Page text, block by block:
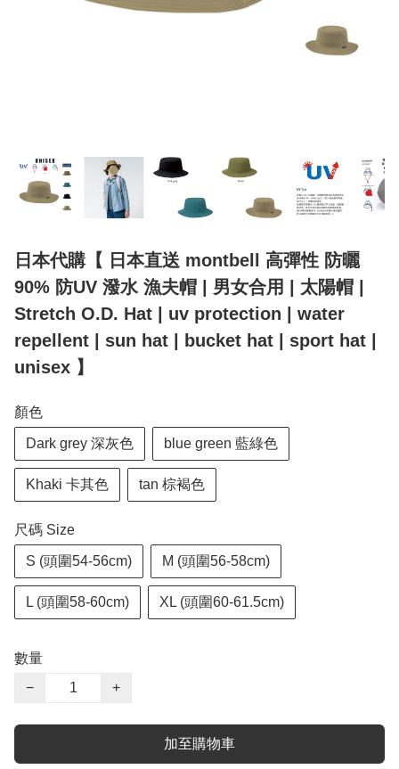
日本代購【 日本直送 montbell 高彈性 防曬
90% 防UV 潑水 漁夫帽 | 男女合用 | 太陽帽 |
Stretch O.D. Hat | uv protection | water
repellent | sun hat | bucket hat | sport hat |
unisex 】
顏色
Dark grey 深灰色 blue green 藍綠色
Khaki 卡其色 tan 棕褐色
尺碼 Size
S (頭圍54-56cm) M (頭圍56-58cm)
L (頭圍58-60cm) XL (頭圍60-61.5cm)
數量
−
+
加至購物車